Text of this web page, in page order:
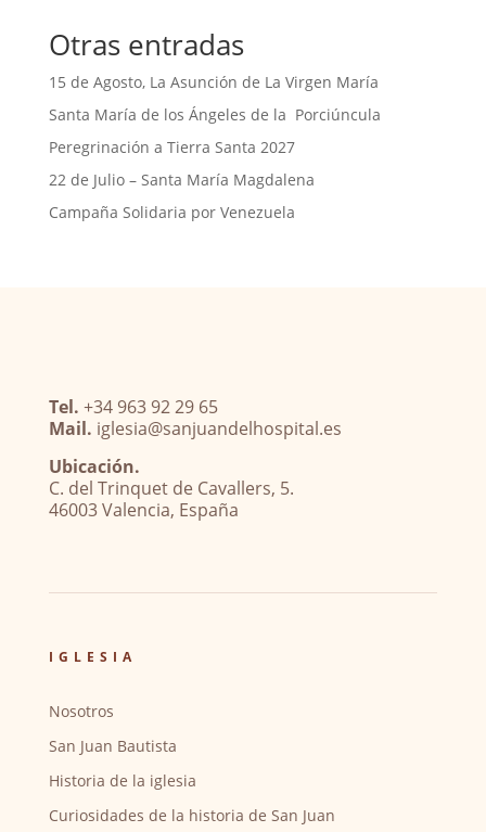
Otras entradas
15 de Agosto, La Asunción de La Virgen María
Santa María de los Ángeles de la Porciúncula
Peregrinación a Tierra Santa 2027
22 de Julio – Santa María Magdalena
Campaña Solidaria por Venezuela
Tel. +34 963 92 29 65
Mail. iglesia@sanjuandelhospital.es
Ubicación.
C. del Trinquet de Cavallers, 5.
46003 Valencia, España
IGLESIA
Nosotros
San Juan Bautista
Historia de la iglesia
Curiosidades de la historia de San Juan